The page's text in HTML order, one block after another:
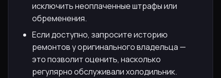
исключить неоплаченные штрафы или
обременения.
Если доступно, запросите историю
ремонтов у оригинального владельца —
это позволит оценить, насколько
регулярно обслуживали холодильник.